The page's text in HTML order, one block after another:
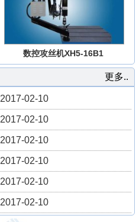
数控攻丝机XH5-16B1
更多..
2017-02-10
2017-02-10
2017-02-10
2017-02-10
2017-02-10
2017-02-10